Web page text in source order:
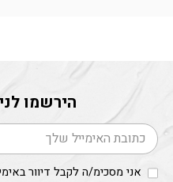
ניתן
האפשרויות
בעמוד
המוצר
הירשמו
דוא׳׳ל
אני מסכימ/ה לקבל דיוור